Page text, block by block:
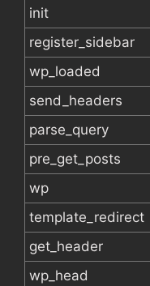
init
register_sidebar
wp_loaded
send_headers
parse_query
pre_get_posts
wp
template_redirect
get_header
wp_head